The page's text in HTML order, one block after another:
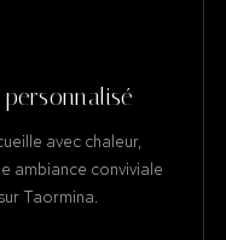
avec chaleur,
ambiance conviviale
Taormina.